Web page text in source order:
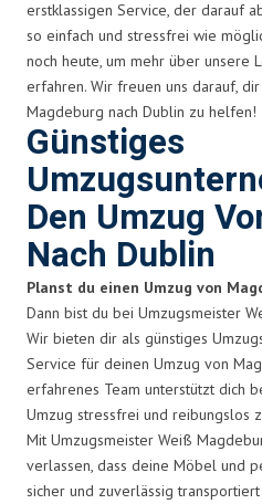
erstklassigen Service, der darauf
so einfach und stressfrei wie
noch heute, um mehr über unsere
erfahren. Wir freuen uns darauf,
Magdeburg nach Dublin zu helfen!
Günstiges
Den Umzug
Nach Dublin
Planst du einen Umzug von
Dann bist du bei Umzugsmeister
Wir bieten dir als günstiges
Service für deinen Umzug von
erfahrenes Team unterstützt dich
Umzug stressfrei und reibungslos
Mit Umzugsmeister Weiß
verlassen, dass deine Möbel und
sicher und zuverlässig